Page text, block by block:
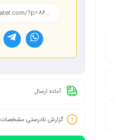
آماده ارسال
گزارش نادرستی مشخصات